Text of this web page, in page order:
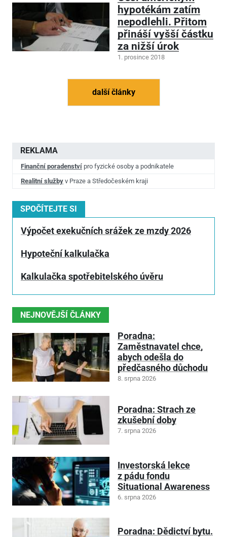
hypotékám zatím
nepodlehli. Přitom
přináší vyšší částku
za nižší úrok
1. prosince 2018
další články
REKLAMA
Finanční poradenství pro fyzické osoby a podnikatele
Realitní služby v Praze a Středočeském kraji
SPOČÍTEJTE SI
Výpočet exekučních srážek ze mzdy 2026
Hypoteční kalkulačka
Kalkulačka spotřebitelského úvěru
NEJNOVĚJŠÍ ČLÁNKY
Poradna:
Zaměstnavatel chce,
abych odešla do
předčasného důchodu
8. srpna 2026
Poradna: Strach ze
zkušební doby
7. srpna 2026
Investorská lekce
z pádu fondu
Situational Awareness
6. srpna 2026
Poradna: Dědictví bytu.